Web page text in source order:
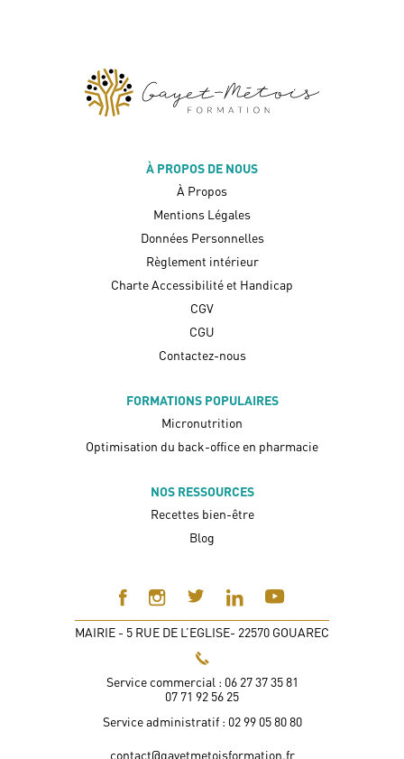
À PROPOS DE NOUS
À Propos
Mentions Légales
Données Personnelles
Règlement intérieur
Charte Accessibilité et Handicap
CGV
CGU
Contactez-nous
FORMATIONS POPULAIRES
Micronutrition
Optimisation du back-office en pharmacie
NOS RESSOURCES
Recettes bien-être
Blog
MAIRIE - 5 RUE DE L’EGLISE- 22570 GOUAREC
Service commercial : 06 27 37 35 81
07 71 92 56 25
Service administratif : 02 99 05 80 80
contact@gayetmetoisformation.fr